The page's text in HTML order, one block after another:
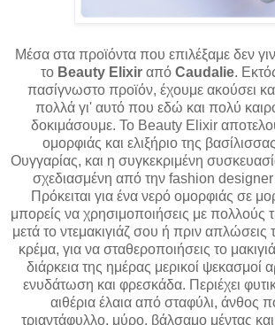
Μέσα στα προϊόντα που επιλέξαμε δεν
το Beauty Elixir από Caudalie.
πασίγνωστο προϊόν, έχουμε ακούσει
πολλά γι' αυτό που εδώ και πολύ
δοκιμάσουμε. Το Beauty Elixir
ομορφιάς και ελιξήριο της
Ουγγαρίας, και η συγκεκριμένη
σχεδιασμένη από την fashion designer
Πρόκειται για ένα νερό ομορφιάς σε
μπορείς να χρησιμοποιήσεις με πολλούς
μετά το ντεμακιγιάζ σου ή πριν απλώσεις
κρέμα, για να σταθεροποιήσεις το
διάρκεια της ημέρας μερικοί ψεκασμοί
ενυδάτωση και φρεσκάδα. Περιέχει
αιθέρια έλαια από σταφύλι, άνθος
τριαντάφυλλο, μύρο, βάλσαμο μέντας